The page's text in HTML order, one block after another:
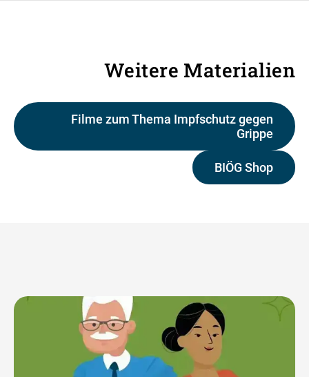
Weitere Materialien
Filme zum Thema Impfschutz gegen
Grippe
BIÖG Shop